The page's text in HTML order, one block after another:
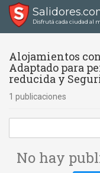
Disfrutá cada ciudad al
Alojamientos
Adaptado para
reducida y
1 publicaciones
No hay